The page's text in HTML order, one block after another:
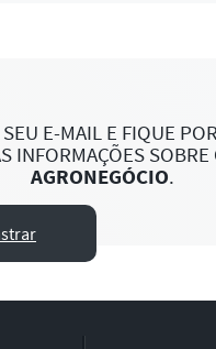
E-MAIL E FIQUE
INFORMAÇÕES SOBRE
AGRONEGÓCIO.